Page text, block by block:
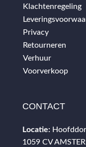
Klachtenregeling
Privacy
Retourneren
Verhuur
Voorverkoop
CONTACT
Locatie:
1059 CV